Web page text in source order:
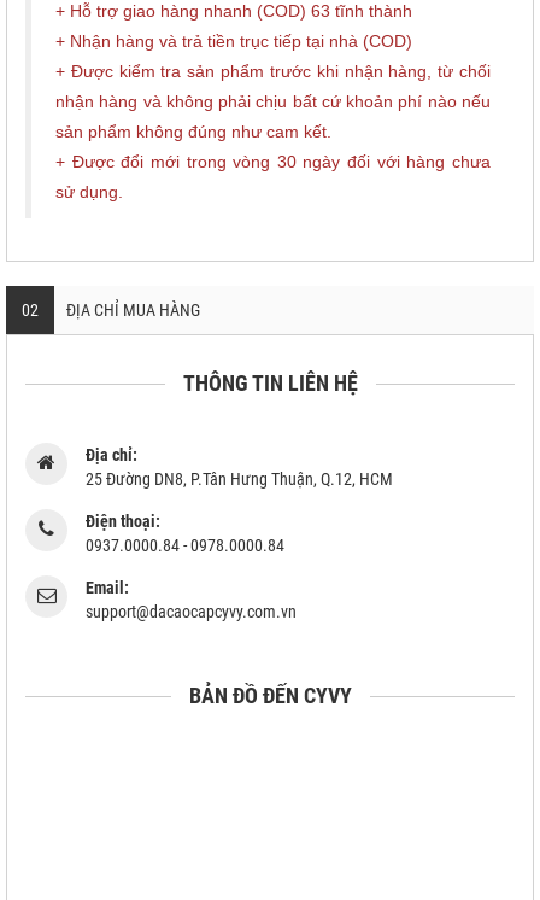
+ Hỗ trợ giao hàng nhanh (COD) 63 tĩnh thành
+ Nhận hàng và trả tiền trục tiếp tại nhà (COD)
+ Được kiểm tra sản phẩm trước khi nhận hàng, từ chối
nhận hàng và không phải chịu bất cứ khoản phí nào nếu
sản phẩm không đúng như cam kết.
+ Được đổi mới trong vòng 30 ngày đối với hàng chưa
sử dụng.
02 ĐỊA CHỈ MUA HÀNG
THÔNG TIN LIÊN HỆ
Địa chỉ:
25 Đường DN8, P.Tân Hưng Thuận, Q.12, HCM
Điện thoại:
0937.0000.84 - 0978.0000.84
Email:
support@dacaocapcyvy.com.vn
BẢN ĐỒ ĐẾN CYVY